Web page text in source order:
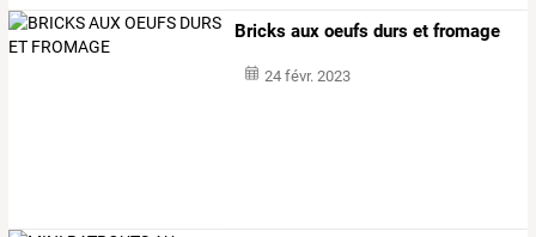
Bricks aux oeufs durs et fromage
24 févr. 2023